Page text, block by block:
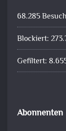
68.285
Blockiert:
Gefiltert:
Abonnenten